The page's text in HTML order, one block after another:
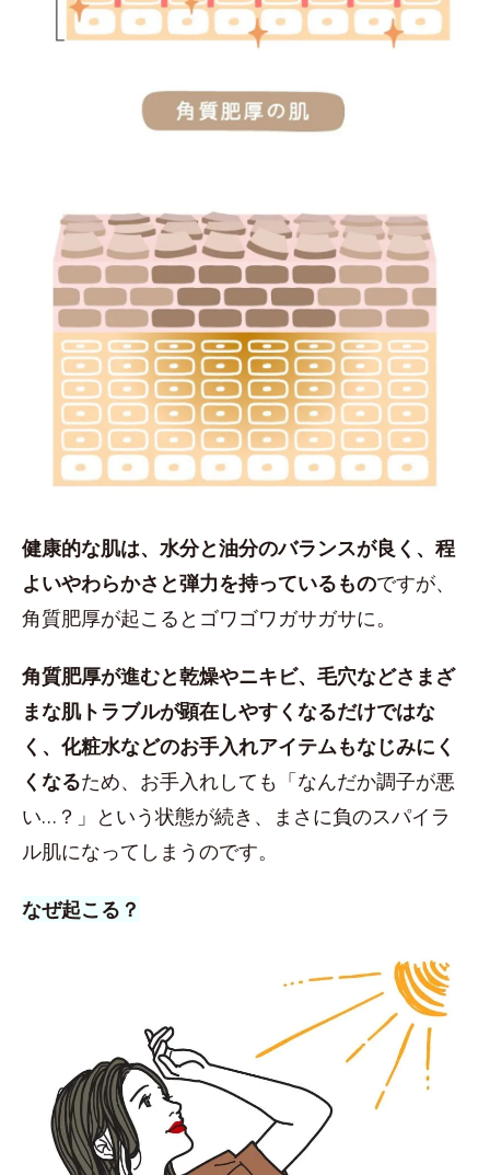
健康的な肌は、水分と油分のバランスが良く、程
よいやわらかさと弾力を持っているものですが、
角質肥厚が起こるとゴワゴワガサガサに。
角質肥厚が進むと乾燥やニキビ、毛穴などさまざ
まな肌トラブルが顕在しやすくなるだけではな
く、化粧水などのお手入れアイテムもなじみにく
くなるため、お手入れしても「なんだか調子が悪
い…？」という状態が続き、まさに負のスパイラ
ル肌になってしまうのです。
なぜ起こる？